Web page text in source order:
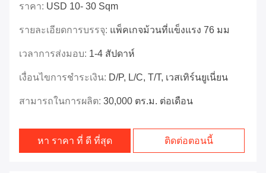
ราคา: USD 10- 30 Sqm
รายละเอียดการบรรจุ: แพ็คเกจม้วนที่แข็งแรง 76 มม
เวลาการส่งมอบ: 1-4 สัปดาห์
เงื่อนไขการชำระเงิน: D/P, L/C, T/T, เวสเทิร์นยูเนี่ยน
สามารถในการผลิต: 30,000 ตร.ม. ต่อเดือน
หา ราคา ที่ ดี ที่สุด ติดต่อตอนนี้